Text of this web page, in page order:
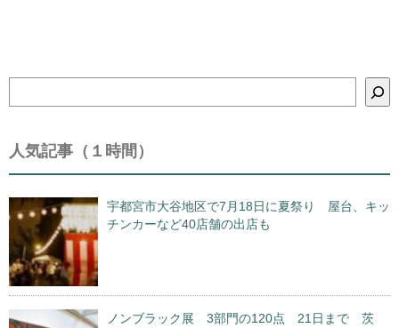
索
人気記事（１時間）
宇都宮市大谷地区で7月18日に夏祭り 屋台、キッ
チンカーなど40店舗の出店も
ノンブラック展 3部門の120点 21日まで 茨